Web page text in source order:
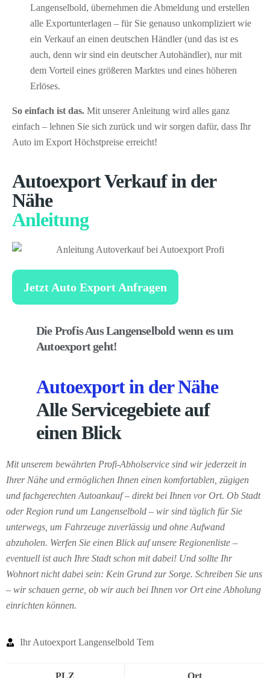
Langenselbold, übernehmen die Abmeldung und erstellen
alle Exportunterlagen – für Sie genauso unkompliziert wie
ein Verkauf an einen deutschen Händler (und das ist es
auch, denn wir sind ein deutscher Autohändler), nur mit
dem Vorteil eines größeren Marktes und eines höheren
Erlöses.
So einfach ist das. Mit unserer Anleitung wird alles ganz
einfach – lehnen Sie sich zurück und wir sorgen dafür, dass Ihr
Auto im Export Höchstpreise erreicht!
Autoexport Verkauf in der
Nähe
Anleitung
Jetzt Auto Export Anfragen
Die Profis Aus Langenselbold wenn es um
Autoexport geht!
Autoexport in der Nähe
Alle Servicegebiete auf
einen Blick
Mit unserem bewährten Profi-Abholservice sind wir jederzeit in
Ihrer Nähe und ermöglichen Ihnen einen komfortablen, zügigen
und fachgerechten Autoankauf – direkt bei Ihnen vor Ort. Ob Stadt
oder Region rund um Langenselbold – wir sind täglich für Sie
unterwegs, um Fahrzeuge zuverlässig und ohne Aufwand
abzuholen. Werfen Sie einen Blick auf unsere Regionenliste –
eventuell ist auch Ihre Stadt schon mit dabei! Und sollte Ihr
Wohnort nicht dabei sein: Kein Grund zur Sorge. Schreiben Sie uns
– wir schauen gerne, ob wir auch bei Ihnen vor Ort eine Abholung
einrichten können.
Ihr Autoexport Langenselbold Tem
PLZ Ort